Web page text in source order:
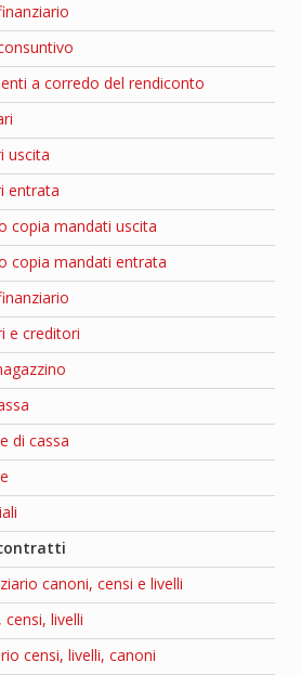
a corredo del rendiconto
uscita
entrata
copia mandati uscita
copia mandati entrata
e creditori
di cassa
canoni, censi e livelli
censi, livelli
censi, livelli, canoni